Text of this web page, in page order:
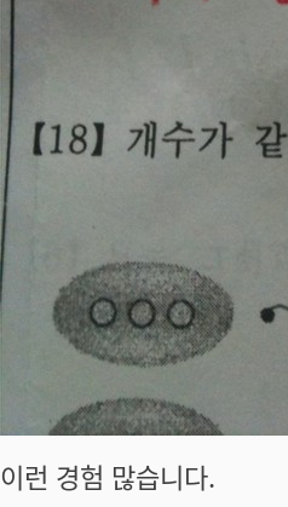
이런 경험 많습니다.